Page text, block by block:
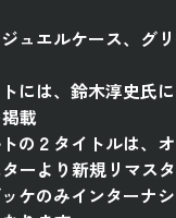
ュエルケース、グ
には、鈴木淳史氏
載
の２タイトルは、オ
ーより新規リマスタ
ケのみインターナ